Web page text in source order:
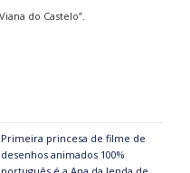
do Castelo”.
Primeira princesa de filme de
desenhos animados 100%